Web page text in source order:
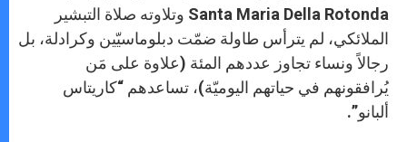
Santa Maria Della Rotonda وتلاوته صلاة التبشير
الملائكي، لم يترأس طاولة ضمّت دبلوماسيّين وكرادلة، بل
رجالاً ونساء تجاوز عددهم المئة (علاوة على مَن
يُرافقونهم في حياتهم اليوميّة)، تساعدهم “كاريتاس
ألبانو”.